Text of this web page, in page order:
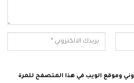
وموقع الويب في هذا المتصفح للمرة